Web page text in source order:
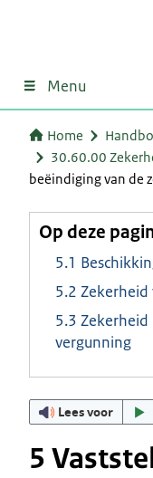
Menu
Home
30.60.00
beëindiging van de
Op deze
5.1
5.2 Zekerheid
5.3
vergunning
Lees voor
5